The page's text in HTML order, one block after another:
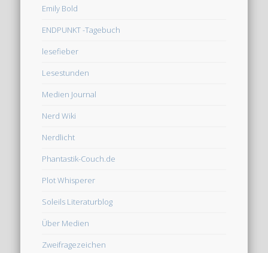
Emily Bold
ENDPUNKT -Tagebuch
lesefieber
Lesestunden
Medien Journal
Nerd Wiki
Nerdlicht
Phantastik-Couch.de
Plot Whisperer
Soleils Literaturblog
Über Medien
Zweifragezeichen